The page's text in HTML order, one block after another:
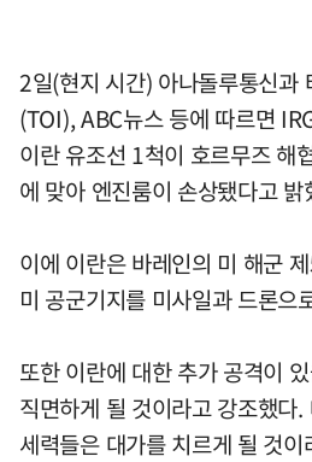
2일(현지 시간) 아나돌루통신과
(TOI), ABC뉴스 등에 따르면
이란 유조선 1척이 호르무즈 해
에 맞아 엔진룸이 손상됐다고 밝
이에 이란은 바레인의 미 해군
미 공군기지를 미사일과 드론으
또한 이란에 대한 추가 공격이
직면하게 될 것이라고 강조했다
세력들은 대가를 치르게 될 것